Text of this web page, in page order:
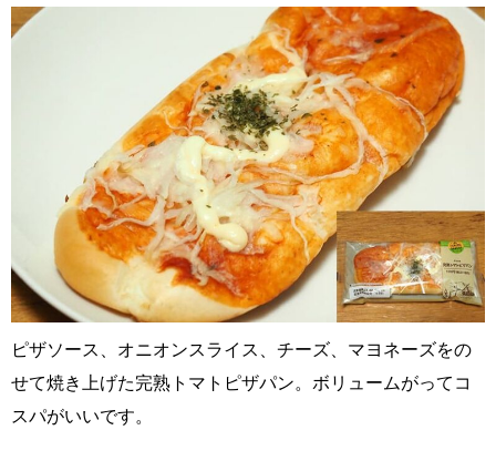
ピザソース、オニオンスライス、チーズ、マヨネーズをの
せて焼き上げた完熟トマトピザパン。ボリュームがってコ
スパがいいです。